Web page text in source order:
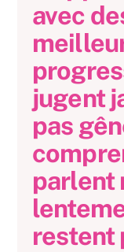
avec
jugent
pas
parlent
restent